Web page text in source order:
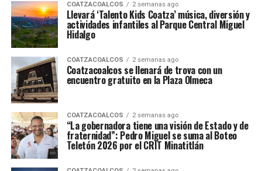
COATZACOALCOS 2 semanas ago
Llevará ‘Talento Kids Coatza’ música, diversión y
actividades infantiles al Parque Central Miguel
Hidalgo
COATZACOALCOS 2 semanas ago
Coatzacoalcos se llenará de trova con un
encuentro gratuito en la Plaza Olmeca
COATZACOALCOS 2 semanas ago
“La gobernadora tiene una visión de Estado y de
fraternidad”: Pedro Miguel se suma al Boteo
Teletón 2026 por el CRIT Minatitlán